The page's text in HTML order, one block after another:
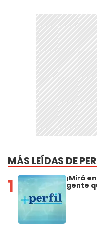
MÁS LEÍDAS DE
1 ¡Mirá
gente